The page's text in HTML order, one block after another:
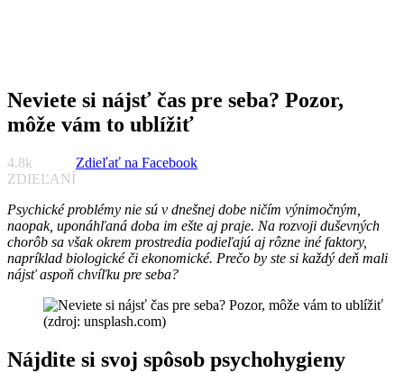
NováDoba.sk
Lifestyle, bývanie a praktické rady od roku 2018
Neviete si nájsť čas pre seba? Pozor,
môže vám to ublížiť
4.8k
ZDIEĽANÍ
Zdieľať na Facebook
Psychické problémy nie sú v dnešnej dobe ničím výnimočným,
naopak, uponáhľaná doba im ešte aj praje. Na rozvoji duševných
chorôb sa však okrem prostredia podieľajú aj rôzne iné faktory,
napríklad biologické či ekonomické. Prečo by ste si každý deň mali
nájsť aspoň chvíľku pre seba?
(zdroj: unsplash.com)
Nájdite si svoj spôsob psychohygieny